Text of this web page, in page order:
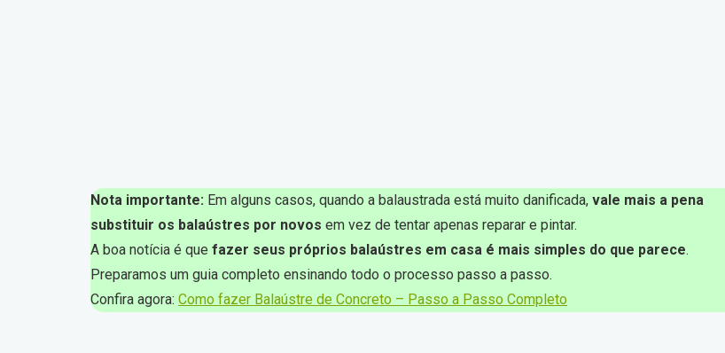
Nota importante: Em alguns casos, quando a balaustrada está muito danificada, vale mais a pena
substituir os balaústres por novos em vez de tentar apenas reparar e pintar.
A boa notícia é que fazer seus próprios balaústres em casa é mais simples do que parece.
Preparamos um guia completo ensinando todo o processo passo a passo.
Confira agora: Como fazer Balaústre de Concreto – Passo a Passo Completo